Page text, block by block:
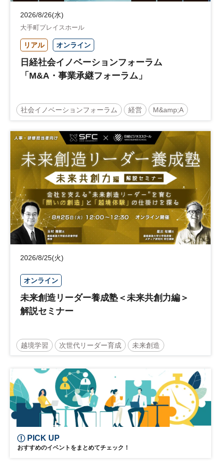
2026/8/26(水)
大手町プレイスホール
リアル オンライン
日経社会イノベーションフォーラム
「M&A・事業承継フォーラム」
社会イノベーションフォーラム 経営 M&amp;A
事業承継 中堅中小企業
日経社会イノベーションフォーラム 参加無料
2026/8/25(火)
オンライン
未来創造リーダー養成塾＜未来共創力編＞
解説セミナー
越境学習 次世代リーダー育成 未来創造
PICK UP
おすすめのイベントをまとめてチェック！